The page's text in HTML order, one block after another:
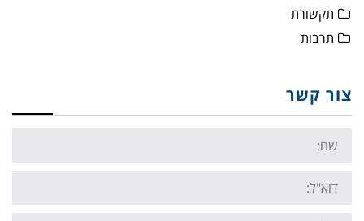
תקשורת
תרבות
צור קשר
Name:
Email: